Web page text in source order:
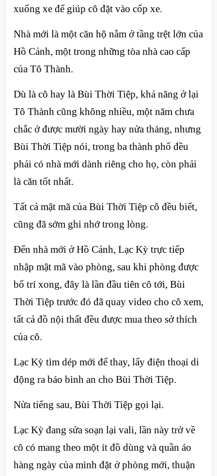
xuống xe để giúp cô đặt vào cốp xe.
Nhà mới là một căn hộ nằm ở tầng trệt lớn của
Hồ Cảnh, một trong những tòa nhà cao cấp
của Tô Thành.
Dù là cô hay là Bùi Thời Tiệp, khả năng ở lại
Tô Thành cũng không nhiều, một năm chưa
chắc ở được mười ngày hay nửa tháng, nhưng
Bùi Thời Tiệp nói, trong ba thành phố đều
phải có nhà mới dành riêng cho họ, còn phải
là căn tốt nhất.
Tất cả mật mã của Bùi Thời Tiệp cô đều biết,
cũng đã sớm ghi nhớ trong lòng.
Đến nhà mới ở Hồ Cảnh, Lạc Kỳ trực tiếp
nhập mật mã vào phòng, sau khi phòng được
bố trí xong, đây là lần đầu tiên cô tới, Bùi
Thời Tiệp trước đó đã quay video cho cô xem,
tất cả đồ nội thất đều được mua theo sở thích
của cô.
Lạc Kỳ tìm dép mới để thay, lấy điện thoại di
động ra báo bình an cho Bùi Thời Tiệp.
Nửa tiếng sau, Bùi Thời Tiệp gọi lại.
Lạc Kỳ đang sửa soạn lại vali, lần này trở về
cô có mang theo một ít đồ dùng và quần áo
hàng ngày của mình đặt ở phòng mới, thuận